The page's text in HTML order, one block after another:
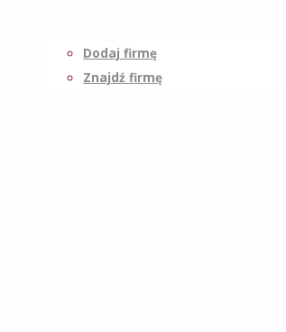
Dodaj firmę
Znajdź firmę